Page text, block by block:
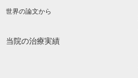
世界の論文から
当院の治療実績